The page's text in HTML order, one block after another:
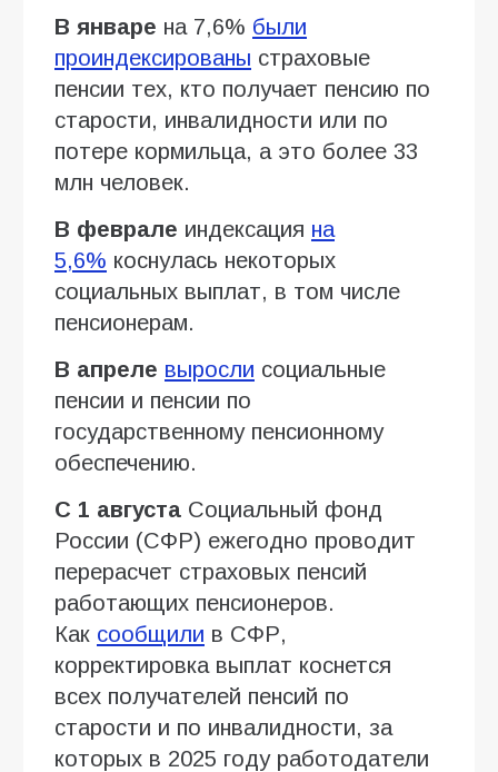
В январе на 7,6% были
проиндексированы страховые
пенсии тех, кто получает пенсию по
старости, инвалидности или по
потере кормильца, а это более 33
млн человек.
В феврале индексация на
5,6% коснулась некоторых
социальных выплат, в том числе
пенсионерам.
В апреле выросли социальные
пенсии и пенсии по
государственному пенсионному
обеспечению.
С 1 августа Социальный фонд
России (СФР) ежегодно проводит
перерасчет страховых пенсий
работающих пенсионеров.
Как сообщили в СФР,
корректировка выплат коснется
всех получателей пенсий по
старости и по инвалидности, за
которых в 2025 году работодатели